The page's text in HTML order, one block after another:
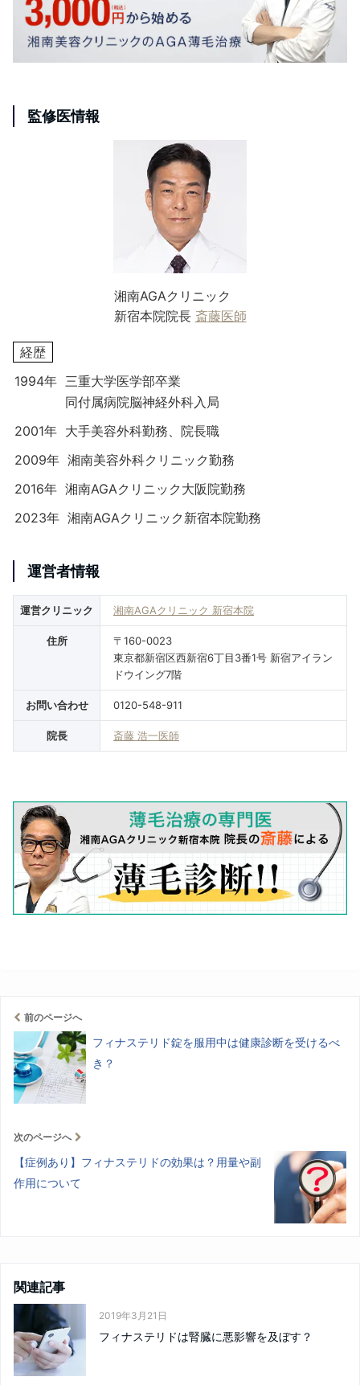
監修医情報
湘南AGAクリニック
新宿本院院長 斎藤医師
経歴
1994年 三重大学医学部卒業
同付属病院脳神経外科入局
2001年 大手美容外科勤務、院長職
2009年 湘南美容外科クリニック勤務
2016年 湘南AGAクリニック大阪院勤務
2023年 湘南AGAクリニック新宿本院勤務
運営者情報
運営クリニック 湘南AGAクリニック 新宿本院
住所
〒160-0023
東京都新宿区西新宿6丁目3番1号 新宿アイラン
ドウイング7階
お問い合わせ 0120-548-911
院長 斎藤 浩一医師
前のページへ
フィナステリド錠を服用中は健康診断を受けるべ
き？
次のページへ
【症例あり】フィナステリドの効果は？用量や副
作用について
関連記事
2019年3月21日
フィナステリドは腎臓に悪影響を及ぼす？